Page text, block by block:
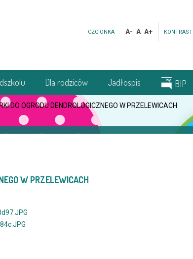
CZCIONKA A- A A+ KONTRAST
Dla rodziców Jadłospis BIP
DO OGRODU DENDROLOGICZNEGO W PRZELEWICACH
W PRZELEWICACH